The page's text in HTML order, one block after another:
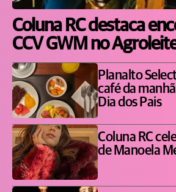
Coluna RC destaca
CCV GWM no
Planalto
café da
Dia dos Pais
Coluna RC
de Manoela